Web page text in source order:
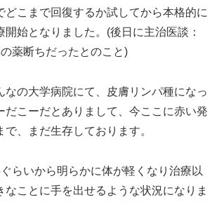
どこまで回復するか試してから本格的に
開始となりました。(後日に主治医談：
薬断ちだったとのこと)
なの大学病院にて、皮膚リンパ種になっ
だこーだとありまして、今ここに赤い発
、まだ生存しております。
らいから明らかに体が軽くなり治療以
なことに手を出せるような状況になりま